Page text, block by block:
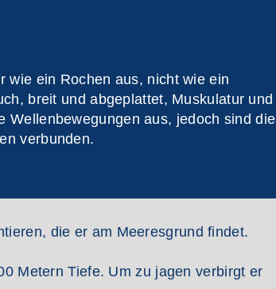
wie ein Rochen aus, nicht wie ein
breit und abgeplattet, Muskulatur und
Wellenbewegungen aus, jedoch sind die
verbunden.
die er am Meeresgrund findet.
Metern Tiefe. Um zu jagen verbirgt er